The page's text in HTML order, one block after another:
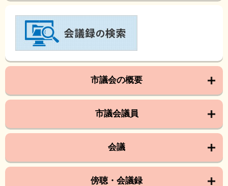
市議会の概要
市議会議員
会議
傍聴・会議録